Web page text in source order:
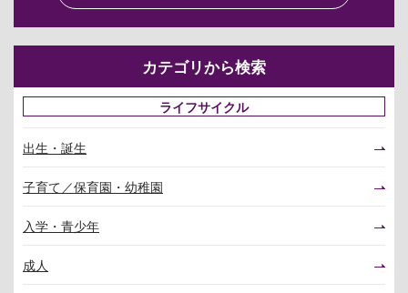
カテゴリから検索
ライフサイクル
出生・誕生
子育て／保育園・幼稚園
入学・青少年
成人